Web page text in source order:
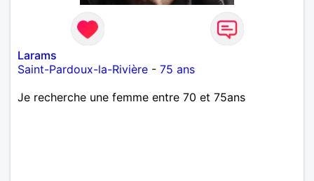
Larams
Saint-Pardoux-la-Rivière - 75 ans
Je recherche une femme entre 70 et 75ans